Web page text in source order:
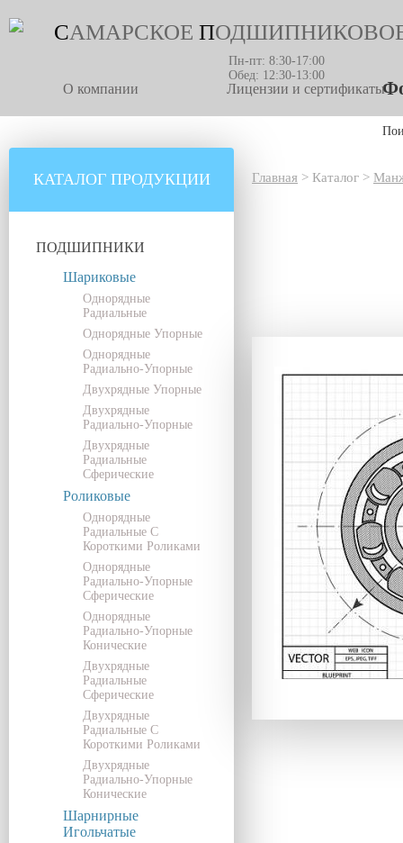
САМАРСКОЕ П
Пн-пт: 8:30-17:00
Обед: 12:30-13:00
О компании Лицензии и сертификаты
КАТАЛОГ ПРОДУКЦИИ
ПОДШИПНИКИ
Шариковые
Однорядные
Радиальные
Однорядные Упорные
Однорядные
Радиально-Упорные
Двухрядные Упорные
Двухрядные
Радиально-Упорные
Двухрядные
Радиальные
Сферические
Роликовые
Однорядные
Радиальные С
Короткими Роликами
Однорядные
Радиально-Упорные
Сферические
Однорядные
Радиально-Упорные
Конические
Двухрядные
Радиальные
Сферические
Двухрядные
Радиальные С
Короткими Роликами
Двухрядные
Радиально-Упорные
Конические
Шарнирные
Игольчатые
Главная > Каталог >